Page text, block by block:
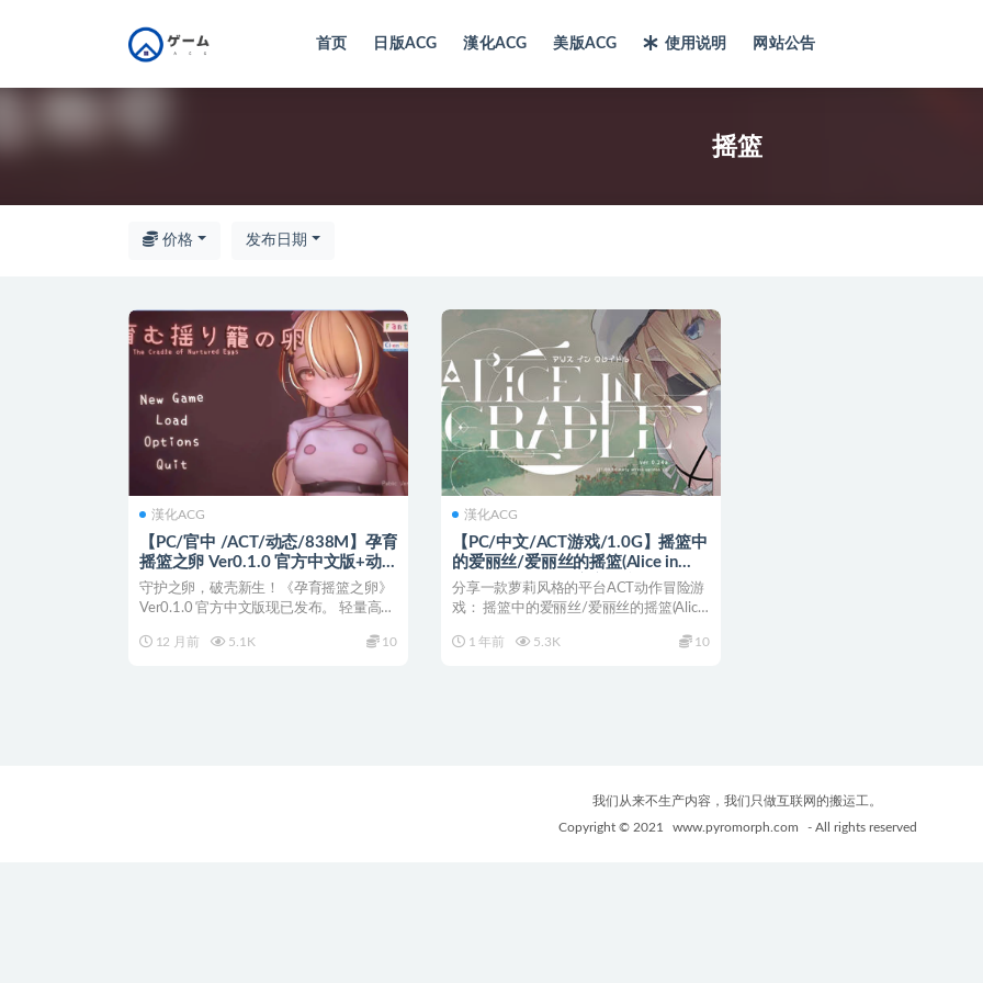
首页 日版ACG 漢化ACG 美版ACG 使用说明 网站公告
摇篮
价格 发布日期
漢化ACG
【PC/官中 /ACT/动态/838M】孕育
摇篮之卵 Ver0.1.0 官方中文版+动态
ACT游戏+838M
守护之卵，破壳新生！《孕育摇篮之卵》
Ver0.1.0 官方中文版现已发布。 轻量高速
12 月前
5.1K 10
漢化ACG
【PC/中文/ACT游戏/1.0G】摇篮中
的爱丽丝/爱丽丝的摇篮(Alice in
Cradle) ver0.27f 官方中文版 ACT游
戏&补更+1.0G
分享一款萝莉风格的平台ACT动作冒险游
戏： 摇篮中的爱丽丝/爱丽丝的摇篮(Alice
1 年前
5.3K 10
我们从来不生产内容，我们只做互联网的搬运工。
Copyright © 2021
www.pyromorph.com - All rights reserved